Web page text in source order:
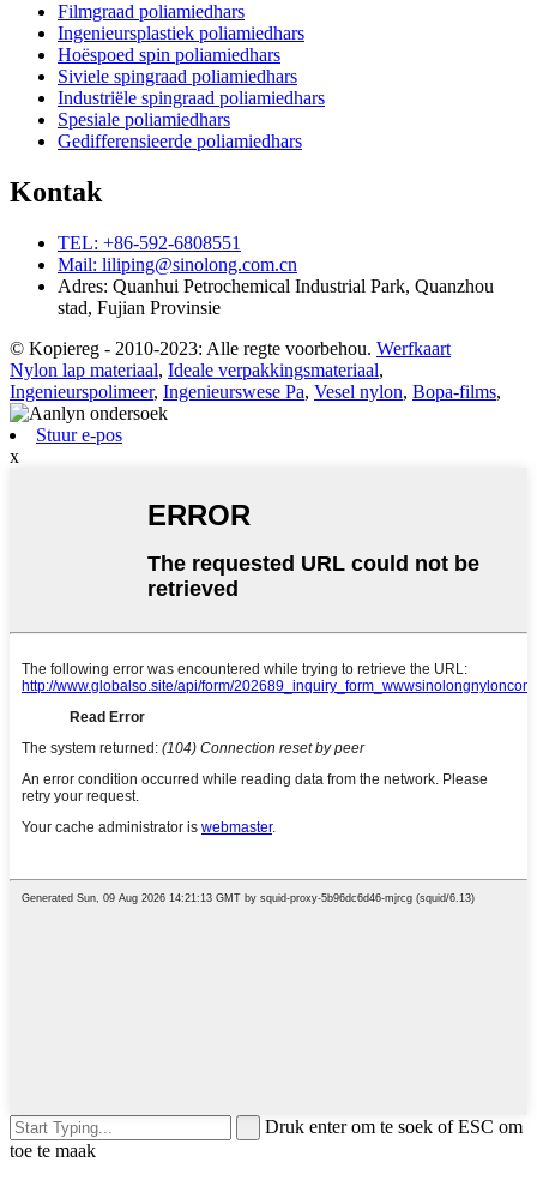
Filmgraad poliamiedhars
Ingenieursplastiek poliamiedhars
Hoëspoed spin poliamiedhars
Siviele spingraad poliamiedhars
Industriële spingraad poliamiedhars
Spesiale poliamiedhars
Gedifferensieerde poliamiedhars
Kontak
TEL: +86-592-6808551
Mail: liliping@sinolong.com.cn
Adres: Quanhui Petrochemical Industrial Park, Quanzhou
stad, Fujian Provinsie
© Kopiereg - 2010-2023: Alle regte voorbehou. Werfkaart
Nylon lap materiaal, Ideale verpakkingsmateriaal,
Ingenieurspolimeer, Ingenieurswese Pa, Vesel nylon, Bopa-films,
Stuur e-pos
x
Druk enter om te soek of ESC om
toe te maak